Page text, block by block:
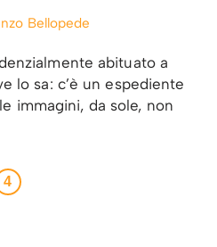
Bellopede
abituato a
lo sa: c’è un espediente
immagini, da sole, non
4